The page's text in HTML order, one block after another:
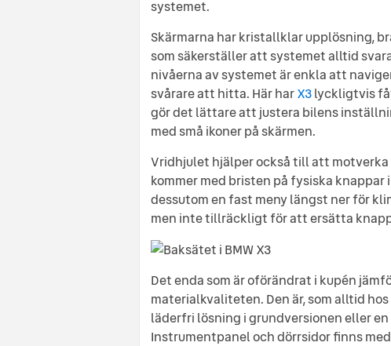
systemet.
Skärmarna har kristallklar upplösning,
som säkerställer att systemet alltid
nivåerna av systemet är enkla att
svårare att hitta. Här harX3lyckligtvis
gör det lättare att justera bilens
med små ikoner på skärmen.
Vridhjulet hjälper också till att
kommer med bristen på fysiska
dessutom en fast meny längst ner för
men inte tillräckligt för att ersätta
Det enda som är oförändrat i kupén
materialkvaliteten. Den är, som alltid
läderfri lösning i grundversionen eller
Instrumentpanel och dörrsidor finns